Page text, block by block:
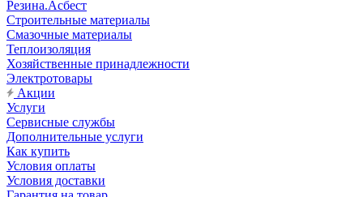
Резина.Асбест
Строительные материалы
Смазочные материалы
Теплоизоляция
Хозяйственные принадлежности
Электротовары
Акции
Услуги
Сервисные службы
Дополнительные услуги
Как купить
Условия оплаты
Условия доставки